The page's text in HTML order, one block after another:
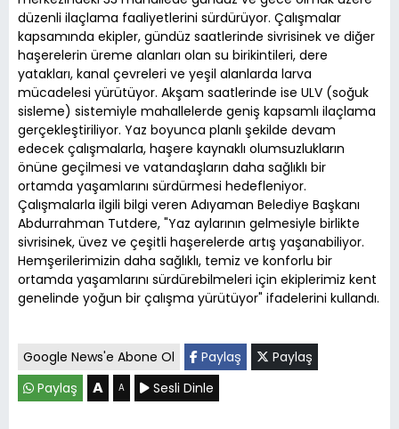
düzenli ilaçlama faaliyetlerini sürdürüyor. Çalışmalar
kapsamında ekipler, gündüz saatlerinde sivrisinek ve diğer
haşerelerin üreme alanları olan su birikintileri, dere
yatakları, kanal çevreleri ve yeşil alanlarda larva
mücadelesi yürütüyor. Akşam saatlerinde ise ULV (soğuk
sisleme) sistemiyle mahallelerde geniş kapsamlı ilaçlama
gerçekleştiriliyor. Yaz boyunca planlı şekilde devam
edecek çalışmalarla, haşere kaynaklı olumsuzlukların
önüne geçilmesi ve vatandaşların daha sağlıklı bir
ortamda yaşamlarını sürdürmesi hedefleniyor.
Çalışmalarla ilgili bilgi veren Adıyaman Belediye Başkanı
Abdurrahman Tutdere, "Yaz aylarının gelmesiyle birlikte
sivrisinek, üvez ve çeşitli haşerelerde artış yaşanabiliyor.
Hemşerilerimizin daha sağlıklı, temiz ve konforlu bir
ortamda yaşamlarını sürdürebilmeleri için ekiplerimiz kent
genelinde yoğun bir çalışma yürütüyor" ifadelerini kullandı.
Google News'e Abone Ol Paylaş
Paylaş
Paylaş
A A Sesli Dinle